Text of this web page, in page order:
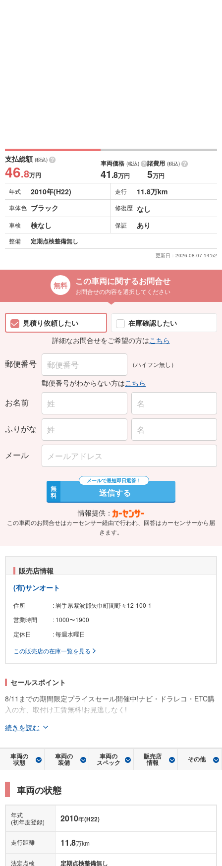
支払総額 (税込)
46.8万円
車両価格 (税込)
41.8万円
諸費用 (税込)
5万円
年式 2010年(H22) 走行 11.8万km
車体色 ブラック 修復歴 なし
車検 検なし 保証 あり
整備 定期点検整備無し
更新日： 2026-08-07 14:52
この車両に関するお問合せ
お問合せの内容を選択してください
見積り依頼したい
在庫確認したい
詳細なお問合せをご希望の方はこちら
郵便番号 （ハイフン無し）
郵便番号がわからない方はこちら
お名前
ふりがな
メール
無
料 送信する
情報提供：
この車両のお問合せはカーセンサー経由で行われ、回答はカーセンサーから届
きます。
販売店情報
(有)サンオート
住所
: 岩手県紫波郡矢巾町間野々12-100-1
営業時間
: 1000〜1900
定休日
: 毎週水曜日
この販売店の在庫一覧を見る
セールスポイント
8/11までの期間限定プライスセール開催中!ナビ・ドラレコ・ETC購
入の方、取付け工賃無料!お見逃しなく!
続きを読む
車両の
状態
車両の
装備
車両の
スペック
販売店
情報 その他
車両の状態
年式
(初年度登録)
2010年(H22)
走行距離 11.8万km
法定点検 定期点検整備無し